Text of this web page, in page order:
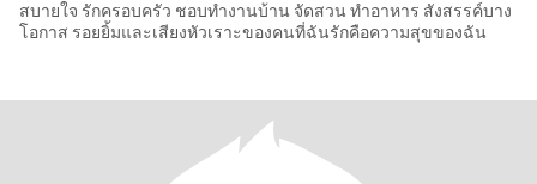
สบายใจ รักครอบครัว ชอบทำงานบ้าน จัดสวน ทำอาหาร สังสรรค์บาง
โอกาส รอยยิ้มและเสียงหัวเราะของคนที่ฉันรักคือความสุขของฉัน